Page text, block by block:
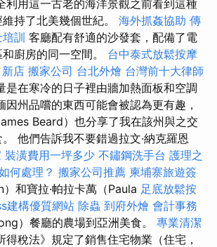
利用這一古老的海洋景觀之前看到這種
持了北美幾個世紀。 海外抓姦協助 傳
訓 客廳配有舒適的沙發套，配備了電
廚房的同一空間。 台中泰式放鬆按摩
店 搬家公司 台北外燴 台灣前十大律師
是在寒冷的日子裡由牆加熱面板和空調
因州品嚐的東西可能會被認為更有趣，
Beard）也分享了我在該州與之交
他們告訴我不要錯過拉文·納克羅恩
裝潢費用一坪多少 不鏽鋼洗手台 護理之
何處理？ 搬家公司推薦 柬埔寨旅遊簽
和寶拉·帕拉卡萬（Paula 足底放鬆按
建構優質網站 除蟲 到府外燴 會計事務
）餐廳的農場到亞洲美食。 專業清潔
得稅法》規定了銷售住宅物業（住宅，